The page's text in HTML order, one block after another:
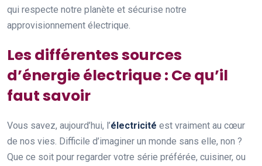
qui respecte notre planète et sécurise notre
approvisionnement électrique.
Les différentes sources
d’énergie électrique : Ce qu’il
faut savoir
Vous savez, aujourd’hui, l’électricité est vraiment au cœur
de nos vies. Difficile d’imaginer un monde sans elle, non ?
Que ce soit pour regarder votre série préférée, cuisiner, ou